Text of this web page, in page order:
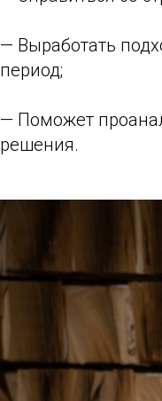
— Выработать
период;
— Поможет
решения.